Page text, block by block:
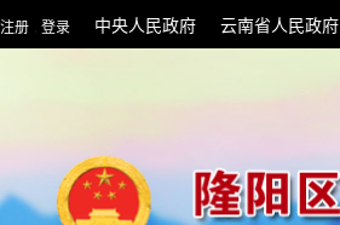
注册 | 登录 中央人民政府 云南省人民政府